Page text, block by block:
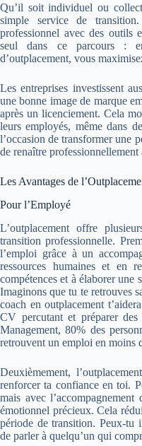
Qu’il soit individuel ou
simple service de
professionnel avec des outils
seul dans ce parcours :
d’outplacement, vous
Les entreprises investissent
une bonne image de marque
après un licenciement. Cela
leurs employés, même dans
l’occasion de transformer une
de renaître professionnellement
Les Avantages de
Pour l’Employé
L’outplacement offre
transition professionnelle.
l’emploi grâce à un
ressources humaines et en
compétences et à élaborer une
Imaginons que tu te retrouves
coach en outplacement
CV percutant et préparer
Management, 80% des
retrouvent un emploi en moins
Deuxièmement,
renforcer ta confiance en toi.
mais avec
émotionnel précieux. Cela
période de transition. Peux-tu
de parler à quelqu’un qui